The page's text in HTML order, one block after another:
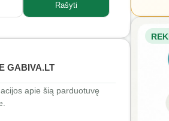
Rašyti
GABIVA.LT
apie šią parduotuvę